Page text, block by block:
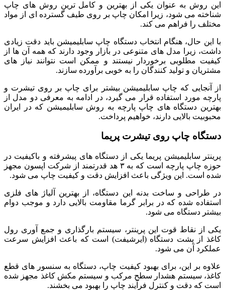
این روش به عنوان یکی از بهترین و کامل ترین روش های چاپ
شناخته می شود، زیرا امکان چاپ بر روی طیف گسترده ای از مواد
مختلف را فراهم می کند.
با این حال، هنگام انتخاب دستگاه چاپ سابلیمیشن باید دقت زیادی
داشت، زیرا مدل های متنوعی در بازار وجود دارند که همه آن ها از
کیفیت مطلوبی برخوردار نیستند و ممکن است نتوانند نیاز های
مشتریان و تولید کنندگان را به خوبی برآورده سازند.
از آنجایی که چاپ سابلیمیشن بیشتر برای چاپ بر روی تیشرت و
پارچه مورد استفاده قرار می گیرد، در ادامه به معرفی دو مدل از
بهترین دستگاه های چاپ پارچه به روش سابلیمیشن که در ایران
محبوبیت بالایی دارند، خواهیم پرداخت.
دستگاه چاپ روی تیشرت پریما
پرینتر سابلیمیشن پریما یکی از دستگاه های پیشرفته و باکیفیت در
حوزه چاپ پارچه است که به ۳ هد قدرتمند از شرکت اپسون مجهز
شده است. این ویژگی باعث افزایش دقت و کیفیت چاپ می شود.
در طراحی و ساخت بدنه این دستگاه، از بهترین آلیاژ های فلزی
استفاده شده که در برابر گرما مقاومت بالایی دارد و موجب دوام
بیشتر دستگاه می شود.
یکی از نقاط قوت این پرینتر، سیستم بارگذاری و جمع آوری رول
کاغذ از پشت دستگاه (ایرشیفت) است که باعث افزایش سرعت
عملکرد آن می شود.
علاوه بر این، برای بهبود کیفیت چاپ، دستگاه به سنسور های قطع
کاغذ، سیستم هشدار سطح مرکب و سیستم مکش کاغذ مجهز شده
است که دقت و کنترل فرآیند چاپ را بهبود می بخشند.